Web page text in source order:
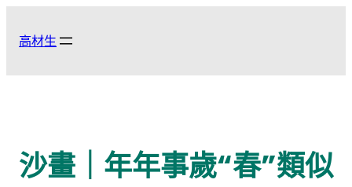
高材生
沙畫｜年年事歲“春”類似